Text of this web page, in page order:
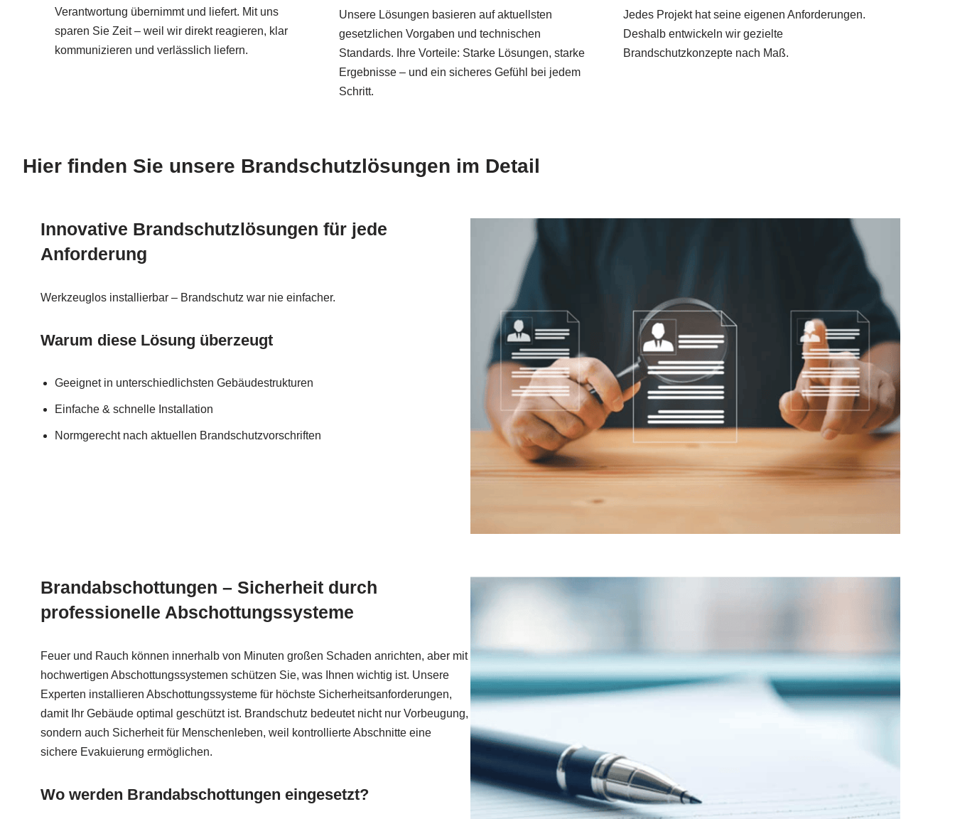
Verantwortung übernimmt und liefert. Mit uns
sparen Sie Zeit – weil wir direkt reagieren, klar
kommunizieren und verlässlich liefern.
Unsere Lösungen basieren auf aktuellsten
gesetzlichen Vorgaben und technischen
Standards. Ihre Vorteile: Starke Lösungen, starke
Ergebnisse – und ein sicheres Gefühl bei jedem
Schritt.
Jedes Projekt hat seine eigenen Anforderungen.
Deshalb entwickeln wir gezielte
Brandschutzkonzepte nach Maß.
Hier finden Sie unsere Brandschutzlösungen im Detail
Innovative Brandschutzlösungen für jede
Anforderung
Werkzeuglos installierbar – Brandschutz war nie einfacher.
Warum diese Lösung überzeugt
Geeignet in unterschiedlichsten Gebäudestrukturen
Einfache & schnelle Installation
Normgerecht nach aktuellen Brandschutzvorschriften
Brandabschottungen – Sicherheit durch
professionelle Abschottungssysteme
Feuer und Rauch können innerhalb von Minuten großen Schaden anrichten, aber mit
hochwertigen Abschottungssystemen schützen Sie, was Ihnen wichtig ist. Unsere
Experten installieren Abschottungssysteme für höchste Sicherheitsanforderungen,
damit Ihr Gebäude optimal geschützt ist. Brandschutz bedeutet nicht nur Vorbeugung,
sondern auch Sicherheit für Menschenleben, weil kontrollierte Abschnitte eine
sichere Evakuierung ermöglichen.
Wo werden Brandabschottungen eingesetzt?